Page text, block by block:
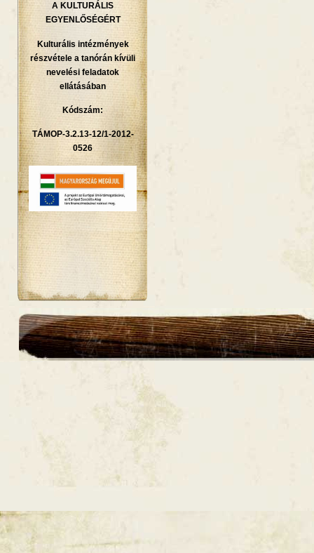
A KULTURÁLIS
EGYENLŐSÉGÉRT
Kulturális intézmények
részvétele a tanórán kívüli
nevelési feladatok
ellátásában
Kódszám:
TÁMOP-3.2.13-12/1-2012-
0526